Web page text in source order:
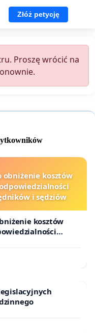
Złóż petycję
Proszę wrócić na
obniżenie kosztów
i sędziów
kosztów
i sędziów